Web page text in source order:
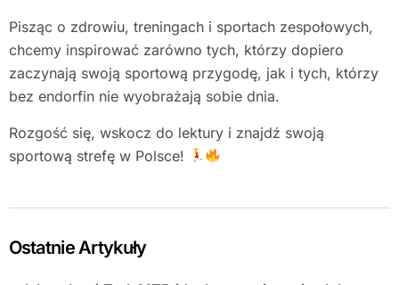
Pisząc o zdrowiu, treningach i sportach zespołowych,
chcemy inspirować zarówno tych, którzy dopiero
zaczynają swoją sportową przygodę, jak i tych, którzy
bez endorfin nie wyobrażają sobie dnia.
Rozgość się, wskocz do lektury i znajdź swoją
sportową strefę w Polsce!
Ostatnie Artykuły